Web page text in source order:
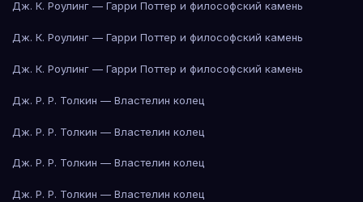
Дж. К. Роулинг — Гарри Поттер и философский камень
Дж. К. Роулинг — Гарри Поттер и философский камень
Дж. К. Роулинг — Гарри Поттер и философский камень
Дж. Р. Р. Толкин — Властелин колец
Дж. Р. Р. Толкин — Властелин колец
Дж. Р. Р. Толкин — Властелин колец
Дж. Р. Р. Толкин — Властелин колец